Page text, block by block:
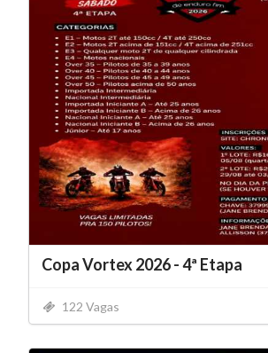
Copa Vortex 2026 - 4ª Etapa
122 Vagas